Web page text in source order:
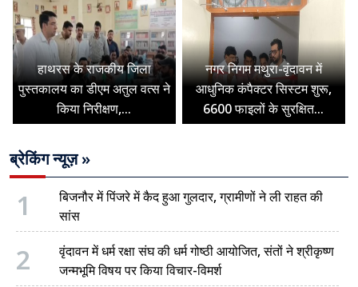
हाथरस के राजकीय जिला
पुस्तकालय का डीएम अतुल वत्स ने
किया निरीक्षण,...
नगर निगम मथुरा-वृंदावन में
आधुनिक कंपैक्टर सिस्टम शुरू,
6600 फाइलों के सुरक्षित...
ब्रेकिंग न्यूज़ »
1
बिजनौर में पिंजरे में कैद हुआ गुलदार, ग्रामीणों ने ली राहत की
सांस
2
वृंदावन में धर्म रक्षा संघ की धर्म गोष्ठी आयोजित, संतों ने श्रीकृष्ण
जन्मभूमि विषय पर किया विचार-विमर्श